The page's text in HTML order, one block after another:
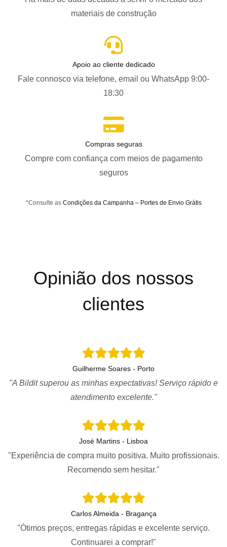
materiais de construção
Apoio ao cliente dedicado
Fale connosco via telefone, email ou WhatsApp 9:00-
18:30
Compras seguras
Compre com confiança com meios de pagamento
seguros
*Consulte as Condições da Campanha – Portes de Envio Grátis
Opinião dos nossos
clientes
Guilherme Soares - Porto
"A Bildit superou as minhas expectativas! Serviço rápido e
atendimento excelente."
José Martins - Lisboa
"Experiência de compra muito positiva. Muito profissionais.
Recomendo sem hesitar."
Carlos Almeida - Bragança
"Ótimos preços, entregas rápidas e excelente serviço.
Continuarei a comprar!"